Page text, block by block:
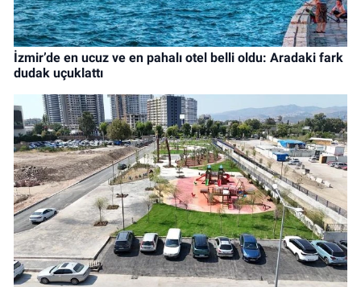
İzmir’de en ucuz ve en pahalı otel belli oldu: Aradaki fark
dudak uçuklattı